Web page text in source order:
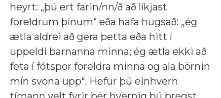
heyrt: „þú ert farin/nn/ð að líkjast
foreldrum þínum“ eða hafa hugsað: „ég
ætla aldrei að gera þetta eða hitt í
uppeldi barnanna minna; ég ætla ekki að
feta í fótspor foreldra minna og ala börnin
mín svona upp“. Hefur þú einhvern